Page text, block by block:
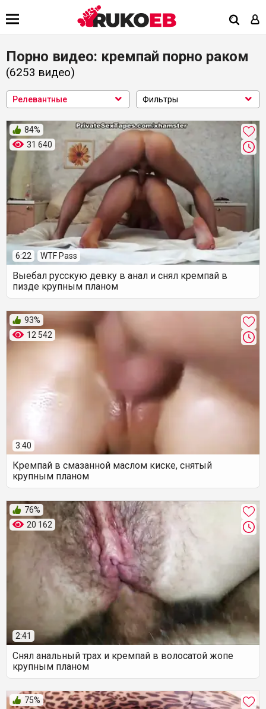
Порно видео: кремпай порно раком
(6253 видео)
Релевантные Фильтры
31 640
84%
6:22 WTF Pass
Выебал русскую девку в анал и снял кремпай в
пизде крупным планом
12 542
93%
3:40
Кремпай в смазанной маслом киске, снятый
крупным планом
20 162
76%
2:41
Снял анальный трах и кремпай в волосатой жопе
крупным планом
75%